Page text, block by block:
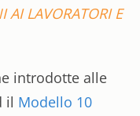
AI LAVORATORI E
introdotte alle
il Modello 10